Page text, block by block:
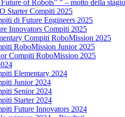
of Robots” ” – motto della
Starter Compiti 2025
di Future Engineers 2025
Innovators Compiti 2025
Compiti RoboMission 2025
RoboMission Junior 2025
Compiti RoboMission 2025
Elementary 2024
Junior 2024
Senior 2024
Starter 2024
Future Innovators 2024